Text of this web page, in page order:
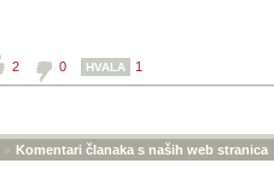
2 0 HVALA 1
» Komentari članaka s naših web stranica